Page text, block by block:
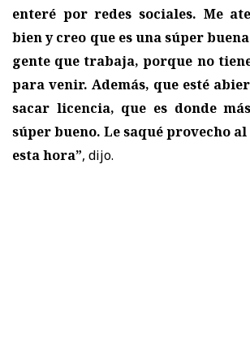
enteré por redes sociales. Me
bien y creo que es una súper
gente que trabaja, porque no
para venir. Además, que esté
sacar licencia, que es donde
súper bueno. Le saqué provecho
esta hora”, dijo.